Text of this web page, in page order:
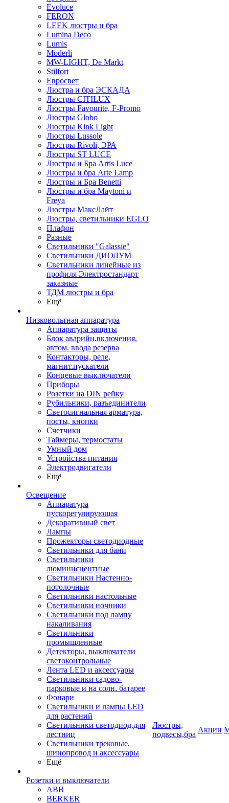
Evoluce
FERON
LEEK люстры и бра
Lumina Deco
Lumis
Moderli
MW-LIGHT, De Markt
Stilfort
Евросвет
Люстра и бра ЭСКАДА
Люстры CITILUX
Люстры Favourite, F-Promo
Люстры Globo
Люстры Kink Light
Люстры Lussole
Люстры Rivoli, ЭРА
Люстры ST LUCE
Люстры и Бра Artis Luce
Люстры и бра Arte Lamp
Люстры и Бра Benetti
Люстры и бра Maytoni и
Freya
Люстры МаксЛайт
Люстры, светильники EGLO
Плафон
Разные
Светильники "Galassie"
Светильники ДИОЛУМ
Светильники линейные из
профиля Электростандарт
заказные
ТДМ люстры и бра
Ещё
Низковольтная аппаратура
Аппаратура защиты
Блок аварийн.включения,
автом. ввода резерва
Контакторы, реле,
магнит.пускатели
Концевые выключатели
Приборы
Розетки на DIN рейку
Рубильники, разъединители
Светосигнальная арматура,
посты, кнопки
Счетчики
Таймеры, термостаты
Умный дом
Устройства питания
Электродвигатели
Ещё
Освещение
Аппаратура
пускорегулирующая
Декоративный свет
Лампы
Прожекторы светодиодные
Светильники для бани
Светильники
люминисцентные
Светильники Настенно-
потолочные
Светильники настольные
Светильники ночники
Светильники под лампу
накаливания
Светильники
промышленные
Детекторы, выключатели
светоконтрольные
Лента LED и аксессуары
Светильники садово-
парковые и на солн. батарее
Фонари
Светильники и лампы LED
для растений
Светильники светодиод.для
лестниц
Светильники трековые,
шинопровод и аксессуары
Ещё
Розетки и выключатели
ABB
BERKER
Люстры,
подвесы,бра
Акции